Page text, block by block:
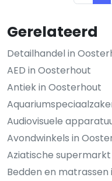
Gerelateerd
Detailhandel in
AED in Oosterhout
Antiek in Oosterhout
Audiovisuele
Avondwinkels in
Aziatische
Bedden en